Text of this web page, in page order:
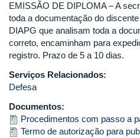
EMISSÃO DE DIPLOMA – A
toda a documentação do
DIAPG que analisam toda a
correto, encaminham para
registro. Prazo de 5 a 10 dias.
Serviços Relacionados:
Defesa
Documentos:
Procedimentos com passo a
Termo de autorização para